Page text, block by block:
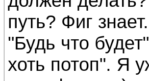
путь? Фиг
"Будь что
хоть потоп". Я